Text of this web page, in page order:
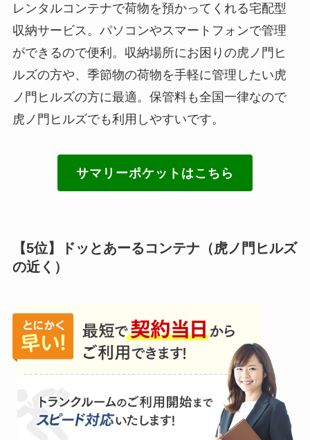
レンタルコンテナで荷物を預かってくれる宅配型
収納サービス。パソコンやスマートフォンで管理
ができるので便利。収納場所にお困りの虎ノ門ヒ
ルズの方や、季節物の荷物を手軽に管理したい虎
ノ門ヒルズの方に最適。保管料も全国一律なので
虎ノ門ヒルズでも利用しやすいです。
サマリーポケットはこちら
【5位】ドッとあーるコンテナ（虎ノ門ヒルズ
の近く）